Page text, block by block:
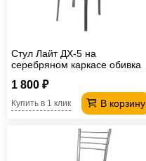
компьютер
для
Мебель
Кресла-
Стул Лайт ДХ-5 на
серебряном каркасе обивка
1 800 ₽
В корзину
Купить в 1 клик